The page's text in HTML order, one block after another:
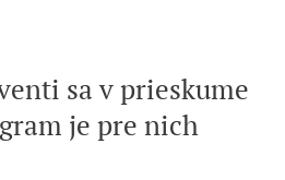
sa v prieskume
je pre nich